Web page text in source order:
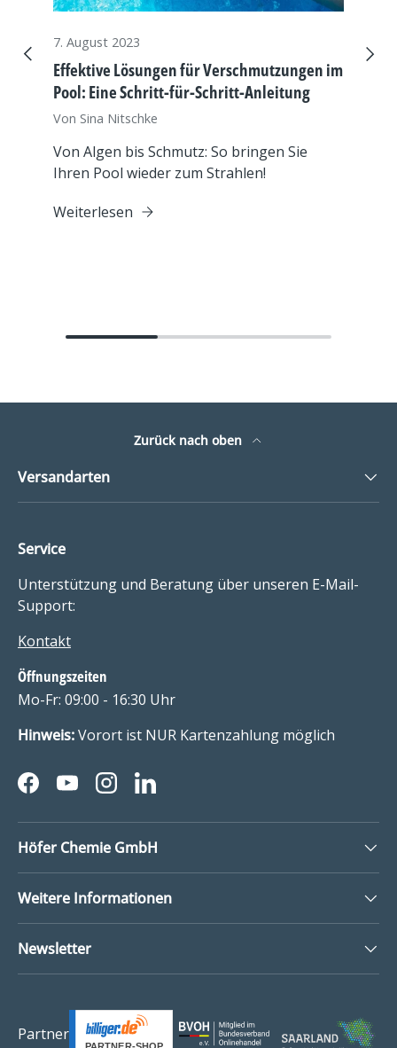
Vorherige7. August 2023
Effektive Lösungen für Verschmutzungen im
Pool: Eine Schritt-für-Schritt-Anleitung
Von Sina Nitschke
Von Algen bis Schmutz: So bringen Sie
Ihren Pool wieder zum Strahlen!
Weiterlesen
Zurück nach oben
Versandarten
Service
Unterstützung und Beratung über unseren E-Mail-
Support:
Kontakt
Öffnungszeiten
Mo-Fr: 09:00 - 16:30 Uhr
Hinweis:Vorort ist NUR Kartenzahlung möglich
FacebookYouTubeInstagramLinkedIn
Höfer Chemie GmbH
Weitere Informationen
Newsletter
Partner